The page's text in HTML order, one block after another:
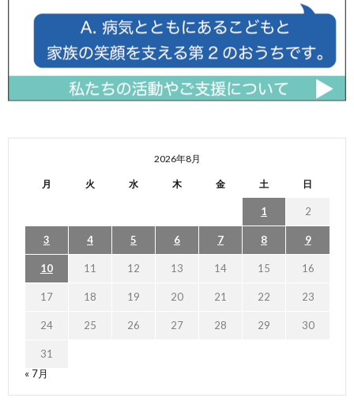
2026年8月
月 火 水 木 金 土 日
1 2
3 4 5 6 7 8 9
10 11 12 13 14 15 16
17 18 19 20 21 22 23
24 25 26 27 28 29 30
31
« 7月